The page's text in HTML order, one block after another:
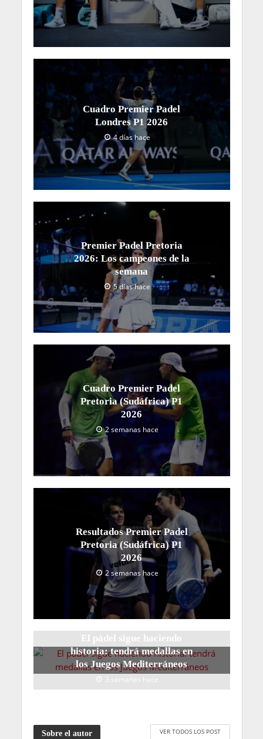
Cuadro Premier Padel
Londres P1 2026
4 días hace
Premier Padel Pretoria
2026: Los campeones de la
semana
5 días hace
Cuadro Premier Padel
Pretoria (Sudáfrica) P1
2026
2 semanas hace
Resultados Premier Padel
Pretoria (Sudáfrica) P1
2026
2 semanas hace
El pádel sigue haciendo
historia: tendrá medallas en
los Juegos Mediterráneos
3 semanas hace
Sobre el autor VER TODOS LOS POST